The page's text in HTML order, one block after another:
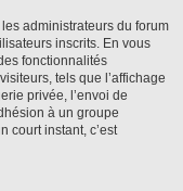
administrateurs du forum
inscrits. En vous
fonctionnalités
tels que l’affichage
privée, l’envoi de
à un groupe
court instant, c’est